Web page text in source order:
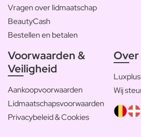
Vragen over lidmaatschap
BeautyCash
Bestellen en betalen
Voorwaarden &
Veiligheid
Aankoopvoorwaarden
Lidmaatschapsvoorwaarden
Privacybeleid & Cookies
Wij